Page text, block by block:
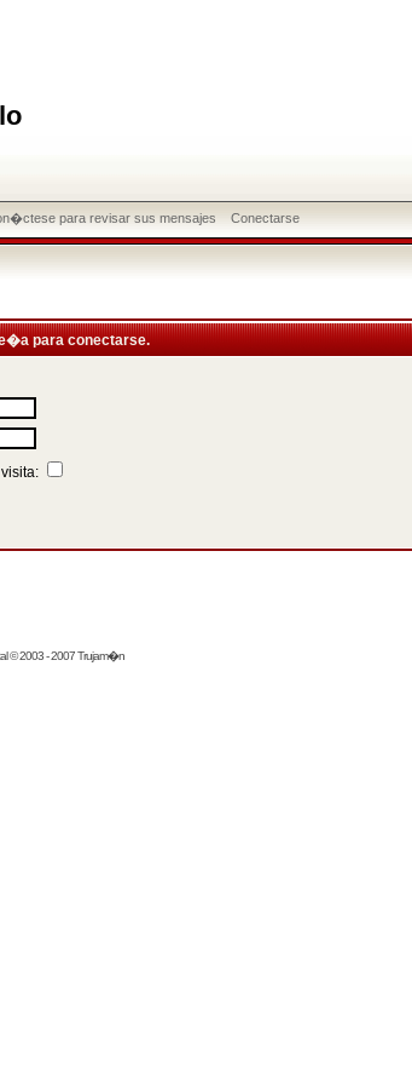
para revisar sus mensajes Conectarse
para conectarse.
© 2003 - 2007 Trujam�n